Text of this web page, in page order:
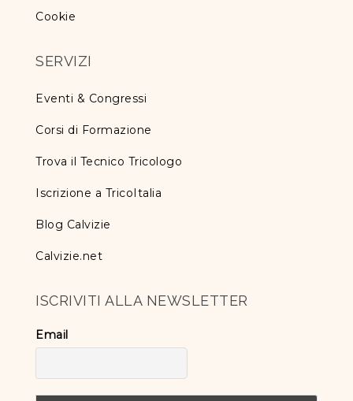
Cookie
SERVIZI
Eventi & Congressi
Corsi di Formazione
Trova il Tecnico Tricologo
Iscrizione a TricoItalia
Blog Calvizie
Calvizie.net
ISCRIVITI ALLA NEWSLETTER
Email